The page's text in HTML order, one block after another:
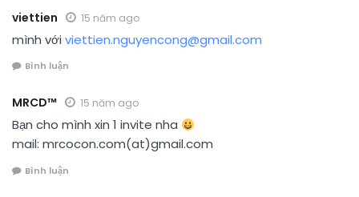
viettien 15 năm ago
mình với viettien.nguyencong@gmail.com
Bình luận
MRCD™ 15 năm ago
Bạn cho mình xin 1 invite nha
mail: mrcocon.com(at)gmail.com
Bình luận